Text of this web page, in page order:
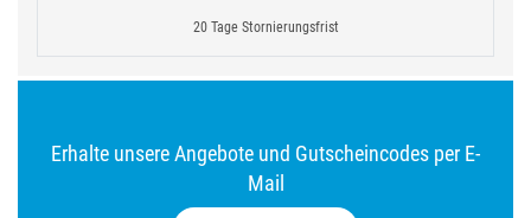
20 Tage Stornierungsfrist
Erhalte unsere Angebote und Gutscheincodes per E-
Mail